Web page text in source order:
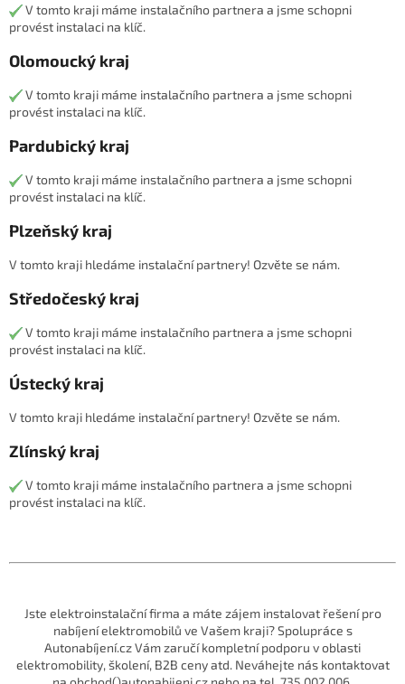
V tomto kraji máme instalačního partnera a jsme schopni
provést instalaci na klíč.
Olomoucký kraj
V tomto kraji máme instalačního partnera a jsme schopni
provést instalaci na klíč.
Pardubický kraj
V tomto kraji máme instalačního partnera a jsme schopni
provést instalaci na klíč.
Plzeňský kraj
V tomto kraji hledáme instalační partnery! Ozvěte se nám.
Středočeský kraj
V tomto kraji máme instalačního partnera a jsme schopni
provést instalaci na klíč.
Ústecký kraj
V tomto kraji hledáme instalační partnery! Ozvěte se nám.
Zlínský kraj
V tomto kraji máme instalačního partnera a jsme schopni
provést instalaci na klíč.
Jste elektroinstalační firma a máte zájem instalovat řešení pro
nabíjení elektromobilů ve Vašem kraji? Spolupráce s
Autonabíjení.cz Vám zaručí kompletní podporu v oblasti
elektromobility, školení, B2B ceny atd. Neváhejte nás kontaktovat